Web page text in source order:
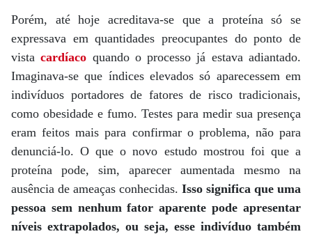
Porém, até hoje acreditava-se que a proteína só se
expressava em quantidades preocupantes do ponto de
vistacardíaco quando o processo já estava adiantado.
Imaginava-se que índices elevados só aparecessem em
indivíduos portadores de fatores de risco tradicionais,
como obesidade e fumo. Testes para medir sua presença
eram feitos mais para confirmar o problema, não para
denunciá-lo. O que o novo estudo mostrou foi que a
proteína pode, sim, aparecer aumentada mesmo na
ausência de ameaças conhecidas. Isso significa que uma
pessoa sem nenhum fator aparente pode apresentar
níveis extrapolados, ou seja, esse indivíduo também